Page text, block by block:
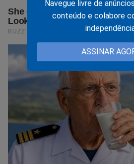
Navegue livre de
conteúdo e colabore
ASSINAR